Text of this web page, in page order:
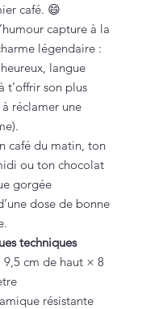
café. 😄
capture à la
légendaire :
langue
t’offrir son plus
réclamer une
café du matin, ton
ou ton chocolat
gorgée
dose de bonne
techniques
cm de haut × 8
résistante